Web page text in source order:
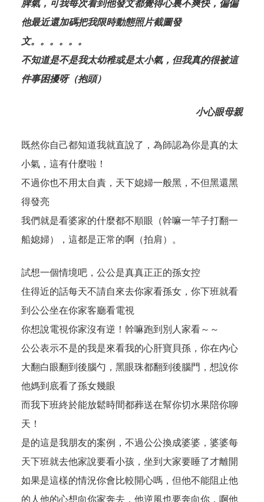
脾氣，可我每次看到他發文都覺得心裏不爽快，偏偏
他最近還加碼把我限時動態照片截圖發
文。。。。。。
不知道是不是我太幼稚或是太小氣，但我真的很被這
件事困擾呀（抱頭）
小心眼母親
既然你自己都知道我就直說了，為師認為你是真的太
小氣，這有什麼啦！
不過你也不用太自責，天下媳婦一般黑，不但黑還黑
得發亮
我們就是看婆家的什麼都不順眼（幹嘛一竿子打翻一
船媳婦），這都是正常的啊（拍肩）。
試想一個情境吧，公公是真真正正的孫女控
住得近的話每天不請自來去你家看孫女，你下班就看
到公公坐在你家客廳看電視
你想說電視你家沒有逆！幹嘛跑到別人家看～～
公公表示不是的我是來看我的心肝寶貝孫，你在內心
大翻白眼翻到後腦勺，黑眼珠都翻到後腦門，想說你
他媽到底看了孫女幾眼
而我下班終於能放鬆時間都葬送在幫你切水果陪你聊
天！
是的這是我朋友的案例，不過公公換成婆婆，婆婆每
天下班就去他家說要看小孩，坐到大家要睡了才離開
如果是這樣的情況你會比較開心嗎，但他不能阻止他
的人他的心想向你家奔去，他逆風也要奔向你，啊他